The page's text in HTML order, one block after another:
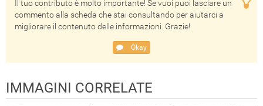
Il tuo contributo è molto importante! Se vuoi puoi lasciare un
commento alla scheda che stai consultando per aiutarci a
migliorare il contenuto delle informazioni. Grazie!
Okay
IMMAGINI CORRELATE